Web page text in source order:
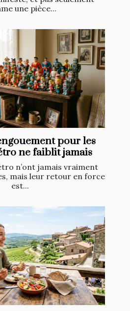
une pièce...
pour les
ne faiblit jamais
n’ont jamais vraiment
mais leur retour en force
est...